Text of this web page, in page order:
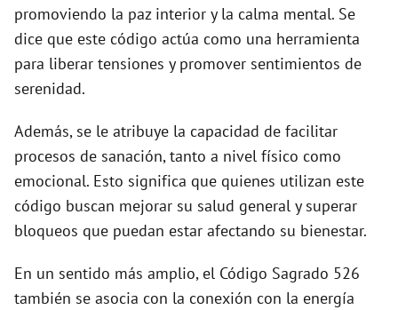
promoviendo la paz interior y la calma mental. Se
dice que este código actúa como una herramienta
para liberar tensiones y promover sentimientos de
serenidad.
Además, se le atribuye la capacidad de facilitar
procesos de sanación, tanto a nivel físico como
emocional. Esto significa que quienes utilizan este
código buscan mejorar su salud general y superar
bloqueos que puedan estar afectando su bienestar.
En un sentido más amplio, el Código Sagrado 526
también se asocia con la conexión con la energía